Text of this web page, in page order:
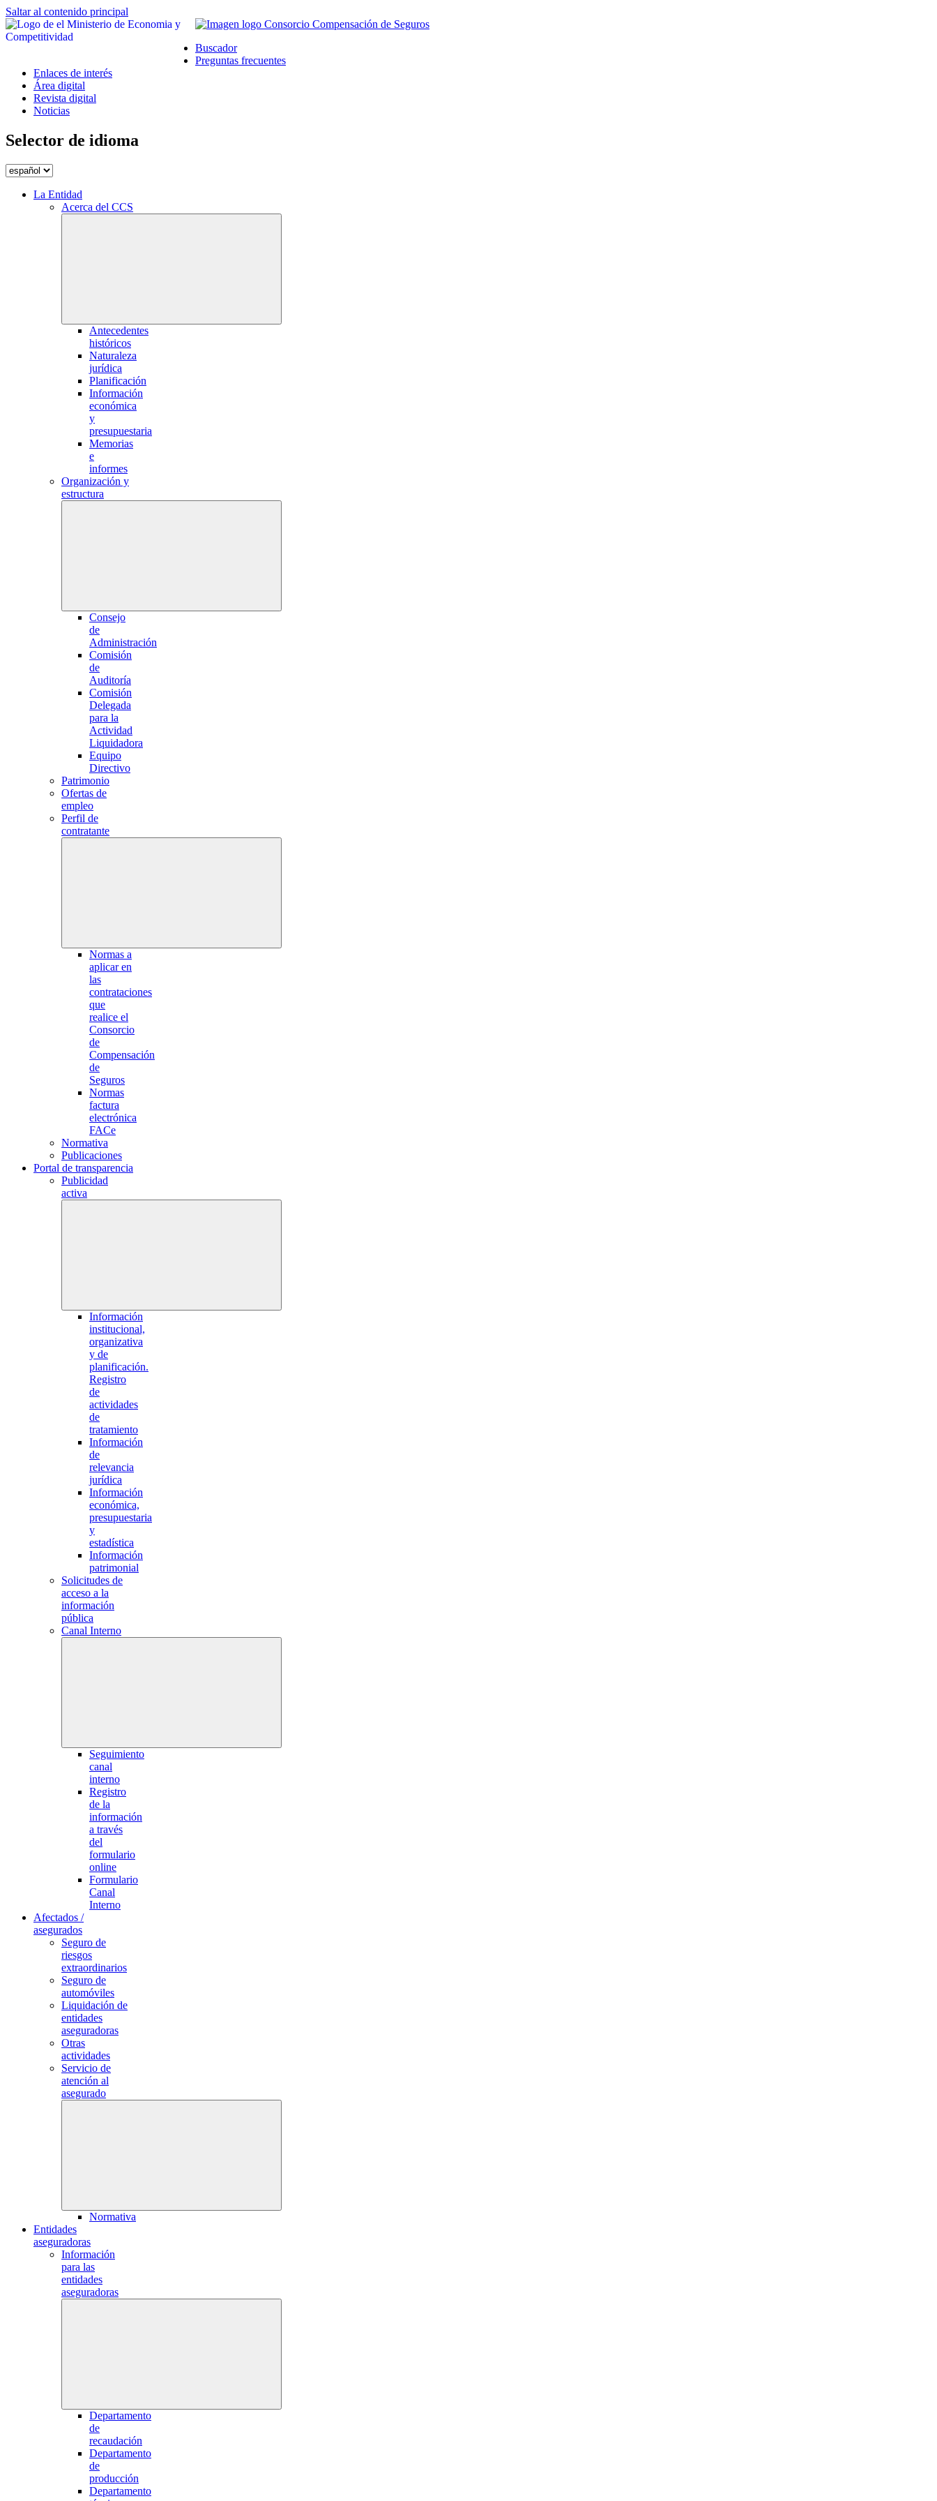
Saltar al contenido principal
Buscador
Preguntas frecuentes
Enlaces de interés
Área digital
Revista digital
Noticias
Selector de idioma
La Entidad
Acerca del CCS
Antecedentes
históricos
Naturaleza
jurídica
Planificación
Información
económica
y
presupuestaria
Memorias
e
informes
Organización y
estructura
Consejo
de
Administración
Comisión
de
Auditoría
Comisión
Delegada
para la
Actividad
Liquidadora
Equipo
Directivo
Patrimonio
Ofertas de
empleo
Perfil de
contratante
Normas a
aplicar en
las
contrataciones
que
realice el
Consorcio
de
Compensación
de
Seguros
Normas
factura
electrónica
FACe
Normativa
Publicaciones
Portal de transparencia
Publicidad
activa
Información
institucional,
organizativa
y de
planificación.
Registro
de
actividades
de
tratamiento
Información
de
relevancia
jurídica
Información
económica,
presupuestaria
y
estadística
Información
patrimonial
Solicitudes de
acceso a la
información
pública
Canal Interno
Seguimiento
canal
interno
Registro
de la
información
a través
del
formulario
online
Formulario
Canal
Interno
Afectados /
asegurados
Seguro de
riesgos
extraordinarios
Seguro de
automóviles
Liquidación de
entidades
aseguradoras
Otras
actividades
Servicio de
atención al
asegurado
Normativa
Entidades
aseguradoras
Información
para las
entidades
aseguradoras
Departamento
de
recaudación
Departamento
de
producción
Departamento